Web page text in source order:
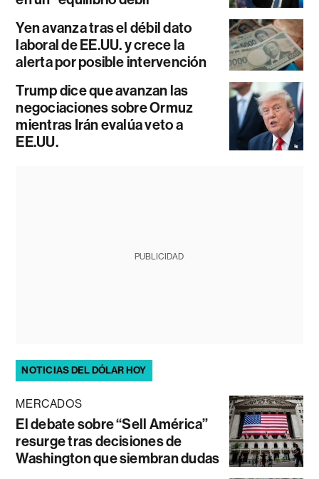
Yen avanza tras el débil dato
laboral de EE.UU. y crece la
alerta por posible intervención
Trump dice que avanzan las
negociaciones sobre Ormuz
mientras Irán evalúa veto a
EE.UU.
PUBLICIDAD
NOTICIAS DEL DÓLAR HOY
MERCADOS
El debate sobre “Sell América”
resurge tras decisiones de
Washington que siembran dudas